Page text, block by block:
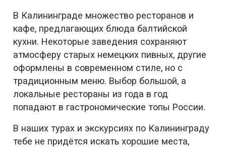
В Калининграде множество ресторанов и
кафе, предлагающих блюда балтийской
кухни. Некоторые заведения сохраняют
атмосферу старых немецких пивных, другие
оформлены в современном стиле, но с
традиционным меню. Выбор большой, а
локальные рестораны из года в год
попадают в гастрономические топы России.
В наших турах и экскурсиях по Калининграду
тебе не придётся искать хорошие места,